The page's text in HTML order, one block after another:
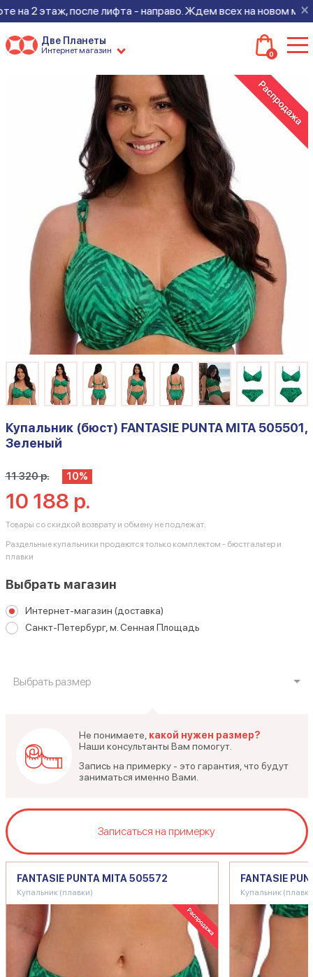
×
этаж, после лифта - направо. Ждем всех на новом месте!
Две Планеты
Интернет магазин 0
Купальник (бюст) FANTASIE PUNTA MITA 505501,
Зеленый
11 320 р. 10%
10 188 р.
Товары со скидкой возврату и обмену не подлежат.
Раздельные купальники продаются только комплектом - бюстгальтер и
плавки
Выбрать магазин
Интернет-магазин (доставка)
Санкт-Петербург, м. Сенная Площадь
Выбрать размер
Не понимаете, какой нужен размер?
Наши консультанты Вам помогут.
Запись на примерку - это гарантия, что будут
заниматься именно Вами.
Записаться на примерку
FANTASIE PUNTA MITA 505572
Купальник (плавки)
FANTASIE
Купальник